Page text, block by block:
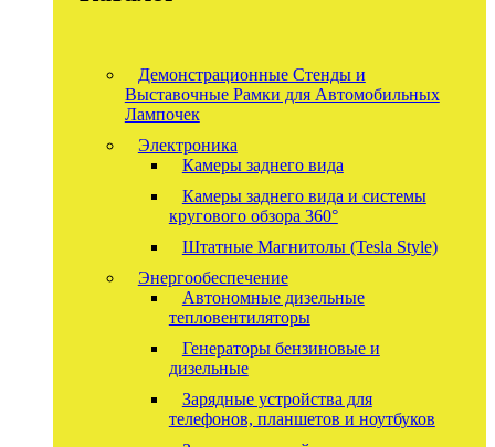
Демонстрационные Стенды и
Выставочные Рамки для Автомобильных
Лампочек
Электроника
Камеры заднего вида
Камеры заднего вида и системы
кругового обзора 360°
Штатные Магнитолы (Tesla Style)
Энергообеспечение
Автономные дизельные
тепловентиляторы
Генераторы бензиновые и
дизельные
Зарядные устройства для
телефонов, планшетов и ноутбуков